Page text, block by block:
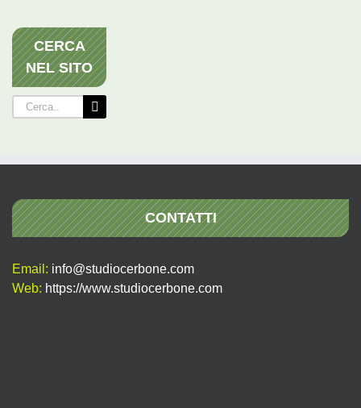
CERCA
NEL SITO
Cerca
per:
CONTATTI
Email: info@studiocerbone.com
Web: https://www.studiocerbone.com